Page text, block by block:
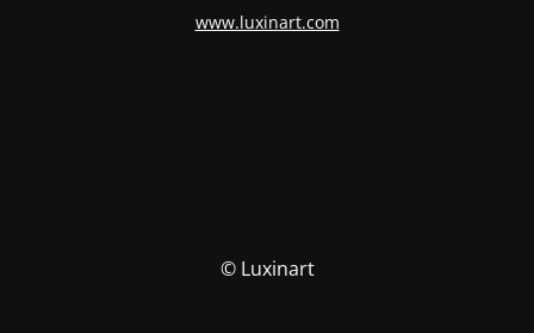
www.luxinart.com
© Luxinart